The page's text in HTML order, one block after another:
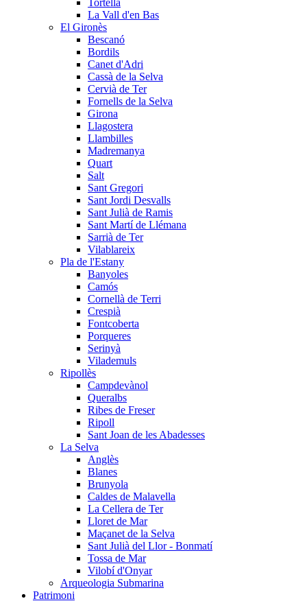
Tortellà
La Vall d'en Bas
El Gironès
Bescanó
Bordils
Canet d'Adri
Cassà de la Selva
Cervià de Ter
Fornells de la Selva
Girona
Llagostera
Llambilles
Madremanya
Quart
Salt
Sant Gregori
Sant Jordi Desvalls
Sant Julià de Ramis
Sant Martí de Llémana
Sarrià de Ter
Vilablareix
Pla de l'Estany
Banyoles
Camós
Cornellà de Terri
Crespià
Fontcoberta
Porqueres
Serinyà
Vilademuls
Ripollès
Campdevànol
Queralbs
Ribes de Freser
Ripoll
Sant Joan de les Abadesses
La Selva
Anglès
Blanes
Brunyola
Caldes de Malavella
La Cellera de Ter
Lloret de Mar
Maçanet de la Selva
Sant Julià del Llor - Bonmatí
Tossa de Mar
Vilobí d'Onyar
Arqueologia Submarina
Patrimoni